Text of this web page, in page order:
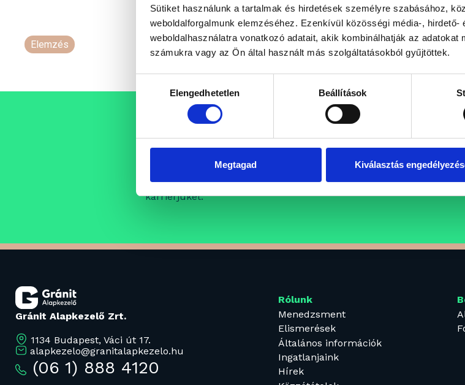
Sütiket használunk a tartalmak és hirdetések személyre szabásához,
weboldalforgalmunk elemzéséhez. Ezenkívül közösségi média-,
weboldalhasználatra vonatkozó adatait, akik kombinálhatják az
számukra vagy az Ön által használt más szolgáltatásokból gyűjtöttek.
kiválasztásaElengedhetetlen Beállítások
Megtagad Kiválasztás
Elemzés Regős Gábor
Állásajánlataink
Folyamatosan bővülő csapatunkba keressük azokat a
szakembereket, akik egy professzionális, inspiráló és
támogató szellemi műhely keretein belül folytatnák
karrierjüket.
Gránit Alapkezelő Zrt.
1134 Budapest, Váci út 17.
alapkezelo@granitalapkezelo.hu
(06 1) 888 4120
Rólunk
Menedzsment
Elismerések
Általános információk
Ingatlanjaink
Hírek